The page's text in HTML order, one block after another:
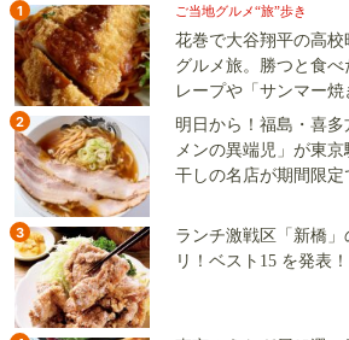
1 ご当地グルメ“旅”歩き
花巻で大谷翔平の高
グルメ旅。勝つと食
レープや「サンマー焼
2
明日から！福島・喜
メンの異端児」が東
干しの名店が期間限定
3
ランチ激戦区「新橋
リ！ベスト15 を発表！